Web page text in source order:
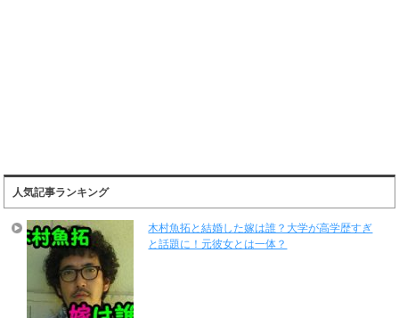
人気記事ランキング
木村魚拓と結婚した嫁は誰？大学が高学歴すぎ
と話題に！元彼女とは一体？